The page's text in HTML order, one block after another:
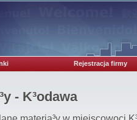
Rejestracja firmy
- K³odawa